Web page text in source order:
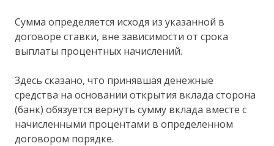
Сумма определяется исходя из указанной в
договоре ставки, вне зависимости от срока
выплаты процентных начислений.
Здесь сказано, что принявшая денежные
средства на основании открытия вклада сторона
(банк) обязуется вернуть сумму вклада вместе с
начисленными процентами в определенном
договором порядке.